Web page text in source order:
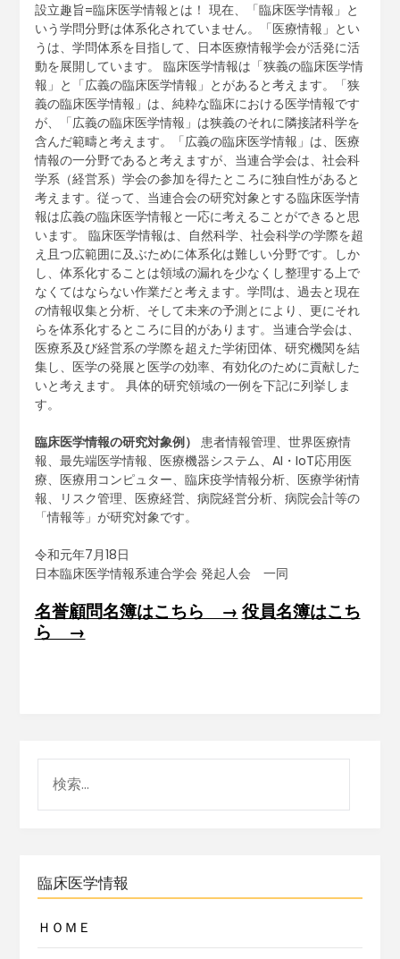
設立趣旨=臨床医学情報とは！ 現在、「臨床医学情報」と
いう学問分野は体系化されていません。「医療情報」とい
うは、学問体系を目指して、日本医療情報学会が活発に活
動を展開しています。 臨床医学情報は「狭義の臨床医学情
報」と「広義の臨床医学情報」とがあると考えます。「狭
義の臨床医学情報」は、純粋な臨床における医学情報です
が、「広義の臨床医学情報」は狭義のそれに隣接諸科学を
含んだ範疇と考えます。「広義の臨床医学情報」は、医療
情報の一分野であると考えますが、当連合学会は、社会科
学系（経営系）学会の参加を得たところに独自性があると
考えます。従って、当連合会の研究対象とする臨床医学情
報は広義の臨床医学情報と一応に考えることができると思
います。 臨床医学情報は、自然科学、社会科学の学際を超
え且つ広範囲に及ぶために体系化は難しい分野です。しか
し、体系化することは領域の漏れを少なくし整理する上で
なくてはならない作業だと考えます。学問は、過去と現在
の情報収集と分析、そして未来の予測とにより、更にそれ
らを体系化するところに目的があります。当連合学会は、
医療系及び経営系の学際を超えた学術団体、研究機関を結
集し、医学の発展と医学の効率、有効化のために貢献した
いと考えます。 具体的研究領域の一例を下記に列挙しま
す。
臨床医学情報の研究対象例） 患者情報管理、世界医療情
報、最先端医学情報、医療機器システム、AI・IoT応用医
療、医療用コンピュター、臨床疫学情報分析、医療学術情
報、リスク管理、医療経営、病院経営分析、病院会計等の
「情報等」が研究対象です。
令和元年7月18日
日本臨床医学情報系連合学会 発起人会 一同
名誉顧問名簿はこちら → 役員名簿はこち
ら →
臨床医学情報
ＨＯＭＥ